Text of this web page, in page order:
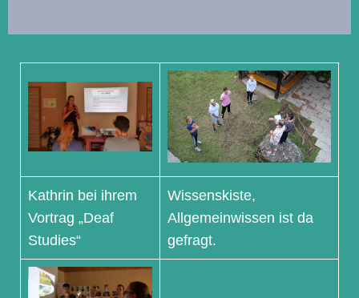
Kathrin bei ihrem
Vortrag „Deaf
Studies“
Wissenskiste,
Allgemeinwissen ist da
gefragt.